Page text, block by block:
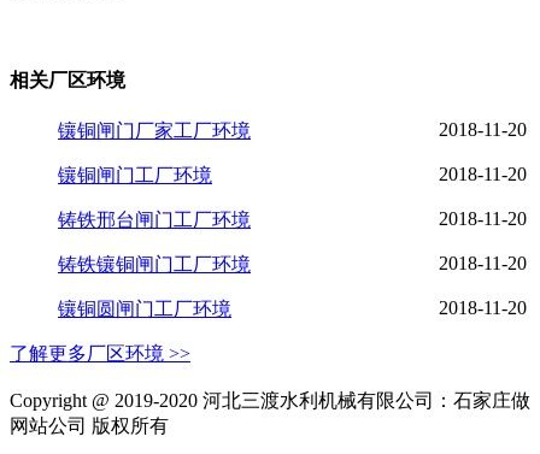
相关厂区环境
镶铜闸门厂家工厂环境 2018-11-20
镶铜闸门工厂环境 2018-11-20
铸铁邢台闸门工厂环境 2018-11-20
铸铁镶铜闸门工厂环境 2018-11-20
镶铜圆闸门工厂环境 2018-11-20
了解更多厂区环境 >>
Copyright @ 2019-2020 河北三渡水利机械有限公司：石家庄做
网站公司 版权所有